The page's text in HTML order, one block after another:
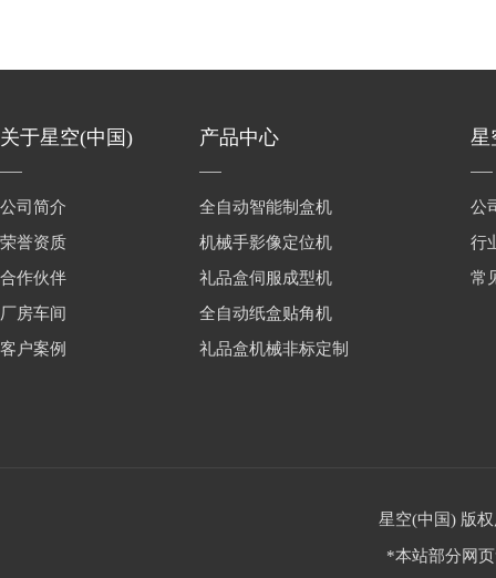
关于星空(中国)
公司简介
荣誉资质
合作伙伴
厂房车间
客户案例
产品中心
全自动智能制盒机
机械手影像定位机
礼品盒伺服成型机
全自动纸盒贴角机
礼品盒机械非标定制
星
公
行
常
星空(中国) 版
*本站部分网